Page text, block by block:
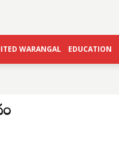
WARANGAL EDUCATION